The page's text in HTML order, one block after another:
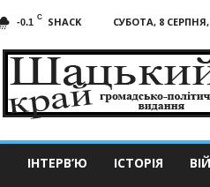
-0.1 C SHACK СУБОТА, 8 СЕРПНЯ,
край
ІНТЕРВ’Ю ІСТОРІЯ